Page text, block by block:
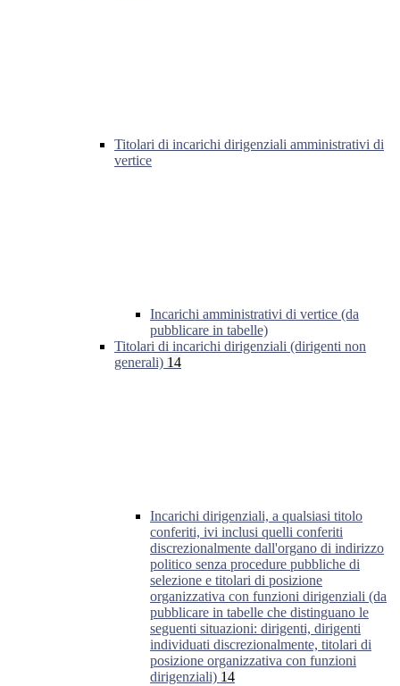
Titolari di incarichi dirigenziali amministrativi di
vertice
Incarichi amministrativi di vertice (da
pubblicare in tabelle)
Titolari di incarichi dirigenziali (dirigenti non
generali) 14
Incarichi dirigenziali, a qualsiasi titolo
conferiti, ivi inclusi quelli conferiti
discrezionalmente dall'organo di indirizzo
politico senza procedure pubbliche di
selezione e titolari di posizione
organizzativa con funzioni dirigenziali (da
pubblicare in tabelle che distinguano le
seguenti situazioni: dirigenti, dirigenti
individuati discrezionalmente, titolari di
posizione organizzativa con funzioni
dirigenziali) 14